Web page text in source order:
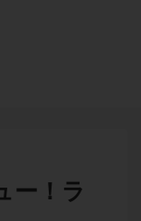
ー！ラ